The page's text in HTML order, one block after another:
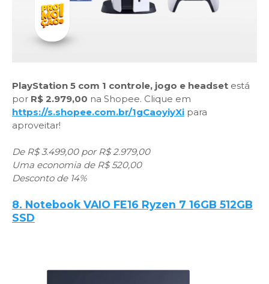
PlayStation 5 com 1 controle, jogo e headset está
por R$ 2.979,00 na Shopee. Clique em
https://s.shopee.com.br/1gCaoyiyXi para
aproveitar!
De R$ 3.499,00 por R$ 2.979,00
Uma economia de R$ 520,00
Desconto de 14%
8. Notebook VAIO FE16 Ryzen 7 16GB 512GB
SSD